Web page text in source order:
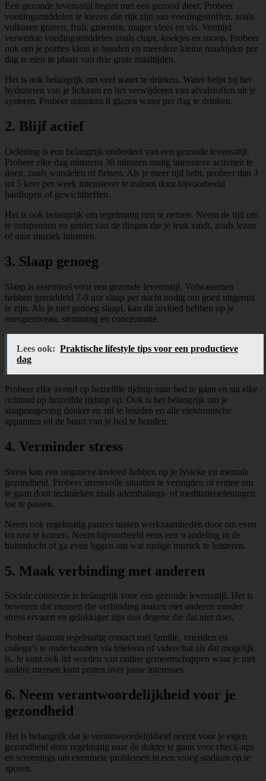
Een gezonde levensstijl begint met een gezond dieet. Probeer
voedingsmiddelen te kiezen die rijk zijn aan voedingsstoffen, zoals
volkoren granen, fruit, groenten, mager vlees en vis. Vermijd
verwerkte voedingsmiddelen zoals chips, koekjes en snoep. Probeer
ook om je porties klein te houden en meerdere kleine maaltijden per
dag te eten in plaats van drie grote maaltijden.
Het is ook belangrijk om veel water te drinken. Water helpt bij het
hydrateren van je lichaam en het verwijderen van afvalstoffen uit je
systeem. Probeer minstens 8 glazen water per dag te drinken.
2. Blijf actief
Oefening is een belangrijk onderdeel van een gezonde levensstijl.
Probeer elke dag minstens 30 minuten matig intensieve activiteit te
doen, zoals wandelen of fietsen. Als je meer tijd hebt, probeer dan 3
tot 5 keer per week intensiever te trainen door bijvoorbeeld
hardlopen of gewichtheffen.
Het is ook belangrijk om regelmatig rust te nemen. Neem de tijd om
te ontspannen en geniet van de dingen die je leuk vindt, zoals lezen
of naar muziek luisteren.
3. Slaap genoeg
Slaap is essentieel voor een gezonde levensstijl. Volwassenen
hebben gemiddeld 7-9 uur slaap per nacht nodig om goed uitgerust
te zijn. Als je niet genoeg slaapt, kan dit invloed hebben op je
energieniveau, stemming en concentratie.
Lees ook: Praktische lifestyle tips voor een productieve
dag
Probeer elke avond op hetzelfde tijdstip naar bed te gaan en sta elke
ochtend op hetzelfde tijdstip op. Ook is het belangrijk om je
slaapomgeving donker en stil te houden en alle elektronische
apparaten uit de buurt van je bed te houden.
4. Verminder stress
Stress kan een negatieve invloed hebben op je fysieke en mentale
gezondheid. Probeer stressvolle situaties te vermijden of ermee om
te gaan door technieken zoals ademhalings- of meditatieoefeningen
toe te passen.
Neem ook regelmatig pauzes tussen werkzaamheden door om even
tot rust te komen. Neem bijvoorbeeld eens een wandeling in de
buitenlucht of ga even liggen om wat rustige muziek te luisteren.
5. Maak verbinding met anderen
Sociale connectie is belangrijk voor een gezonde levensstijl. Het is
bewezen dat mensen die verbinding maken met anderen minder
stress ervaren en gelukkiger zijn dan degene die dat niet doet.
Probeer daarom regelmatig contact met familie, vrienden en
collega’s te onderhouden via telefoon of videochat als dat mogelijk
is. Je kunt ook lid worden van online gemeenschappen waar je met
andere mensen kunt praten over jouw interesses.
6. Neem verantwoordelijkheid voor je
gezondheid
Het is belangrijk dat je verantwoordelijkheid neemt voor je eigen
gezondheid door regelmatig naar de dokter te gaan voor check-ups
en screenings om eventuele problemen in een vroeg stadium op te
sporen.